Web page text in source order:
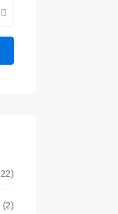
(2)